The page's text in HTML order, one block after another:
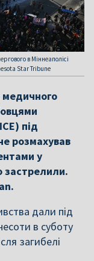
в Міннеаполісі
Star Tribune
медичного
під
розмахував
у
застрелили.
дали під
в суботу
загибелі